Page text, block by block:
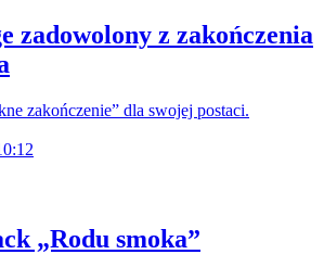
zadowolony z zakończenia
zakończenie” dla swojej postaci.
„Rodu smoka”